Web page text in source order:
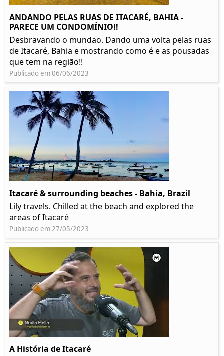
ANDANDO PELAS RUAS DE ITACARÉ, BAHIA -
PARECE UM CONDOMÍNIO!!
Desbravando o mundao. Dando uma volta pelas ruas
de Itacaré, Bahia e mostrando como é e as pousadas
que tem na região!!
Publicado em 06/06/2023
Itacaré & surrounding beaches - Bahia, Brazil
Lily travels. Chilled at the beach and explored the
areas of Itacaré
Publicado em 27/05/2023
A História de Itacaré